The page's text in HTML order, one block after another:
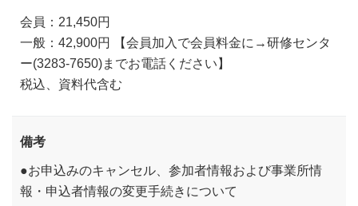
会員：21,450円
一般：42,900円 【会員加入で会員料金に→研修センタ
ー(3283-7650)までお電話ください】
税込、資料代含む
備考
●お申込みのキャンセル、参加者情報および事業所情
報・申込者情報の変更手続きについて